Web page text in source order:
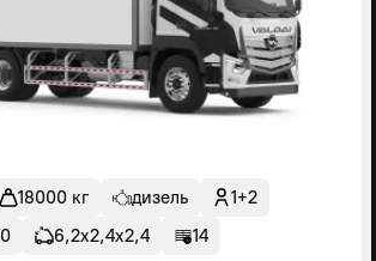
18000 кг дизель
1+2
6,2х2,4х2,4 14